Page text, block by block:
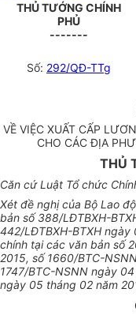
THỦ TƯỚNG CHÍNH
PHỦ
-------
Số: 292/QĐ-TTg
VỀ VIỆC XUẤT CẤP
CHO CÁC ĐỊA
THỦ
Căn cứ Luật Tổ chức
Xét đề nghị của Bộ Lao
bản số 388/LĐTBXH-
442/LĐTBXH-BTXH ngày
chính tại các văn bản số
2015, số 1660/BTC-
1747/BTC-NSNN ngày
ngày 05 tháng 02 năm